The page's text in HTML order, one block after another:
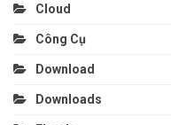
Cloud
Công Cụ
Download
Downloads